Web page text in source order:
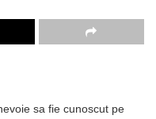
sa fie cunoscut pe